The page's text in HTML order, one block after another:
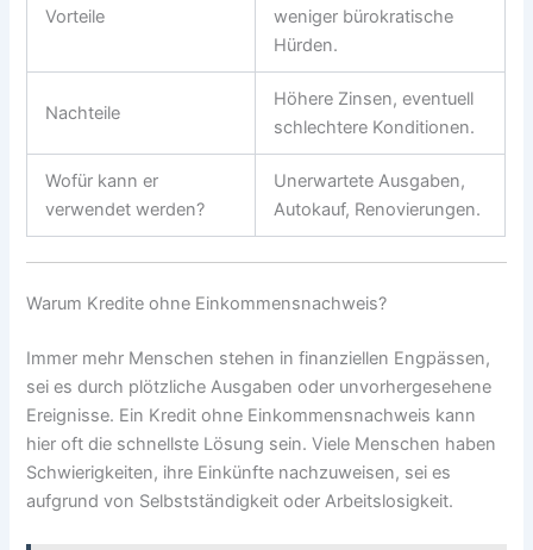
Vorteile
weniger bürokratische
Hürden.
Nachteile
Höhere Zinsen, eventuell
schlechtere Konditionen.
Wofür kann er
verwendet werden?
Unerwartete Ausgaben,
Autokauf, Renovierungen.
Warum Kredite ohne Einkommensnachweis?
Immer mehr Menschen stehen in finanziellen Engpässen,
sei es durch plötzliche Ausgaben oder unvorhergesehene
Ereignisse. Ein Kredit ohne Einkommensnachweis kann
hier oft die schnellste Lösung sein. Viele Menschen haben
Schwierigkeiten, ihre Einkünfte nachzuweisen, sei es
aufgrund von Selbstständigkeit oder Arbeitslosigkeit.